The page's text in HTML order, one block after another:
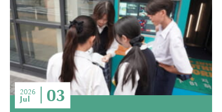
INFORMATION
総合案内
ニュース・トピック
お問い合わせ
キャンパスマップ
アクセスマップ
緊急・災害時の対応
2026
Jul 03